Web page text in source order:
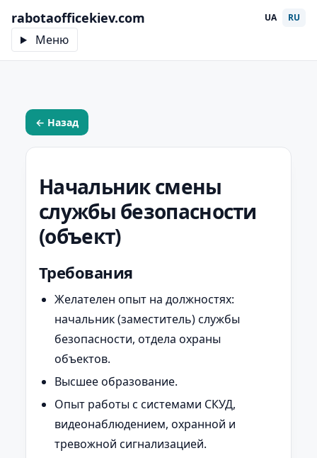
rabotaofficekiev.com
Меню
UA RU
← Назад
Начальник смены
службы безопасности
(объект)
Требования
Желателен опыт на должностях:
начальник (заместитель) службы
безопасности, отдела охраны
объектов.
Высшее образование.
Опыт работы с системами СКУД,
видеонаблюдением, охранной и
тревожной сигнализацией.